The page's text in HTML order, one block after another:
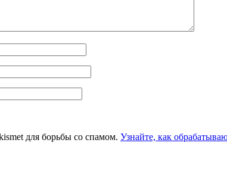
для борьбы со спамом. Узнайте, как